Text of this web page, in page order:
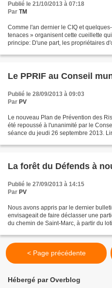
Publié le 21/10/2013 à 07:18
Par TM
Comme l'an dernier le CIQ et
tenaces » organisent cette cueillette
principe: D'une part, les propriétaires
Le PPRIF au Conseil
Publié le 28/09/2013 à 09:03
Par PV
Le nouveau Plan de Prévention des
été repoussé à l'unanimité par le
séance du jeudi 26 septembre 2013.
La forêt du Défends à
Publié le 27/09/2013 à 14:15
Par PV
Nous avons appris par le dernier
envisageait de faire déclasser une
du chemin de Saint-Marc, à partir du
< Page précédente
Hébergé par Overblog